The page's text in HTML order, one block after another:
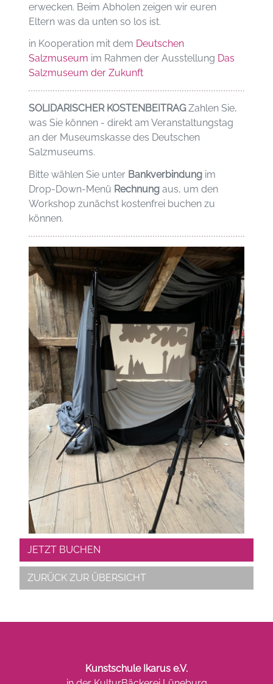
erwecken. Beim Abholen zeigen wir euren
Eltern was da unten so los ist.
in Kooperation mit dem Deutschen
Salzmuseum im Rahmen der Ausstellung Das
Salzmuseum der Zukunft
SOLIDARISCHER KOSTENBEITRAGZahlen Sie,
was Sie können - direkt am Veranstaltungstag
an der Museumskasse des Deutschen
Salzmuseums.
Bitte wählen Sie unter Bankverbindung im
Drop-Down-Menü Rechnungaus, um den
Workshop zunächst kostenfrei buchen zu
können.
JETZT BUCHEN
ZURÜCK ZUR ÜBERSICHT
Kunstschule Ikarus e.V.